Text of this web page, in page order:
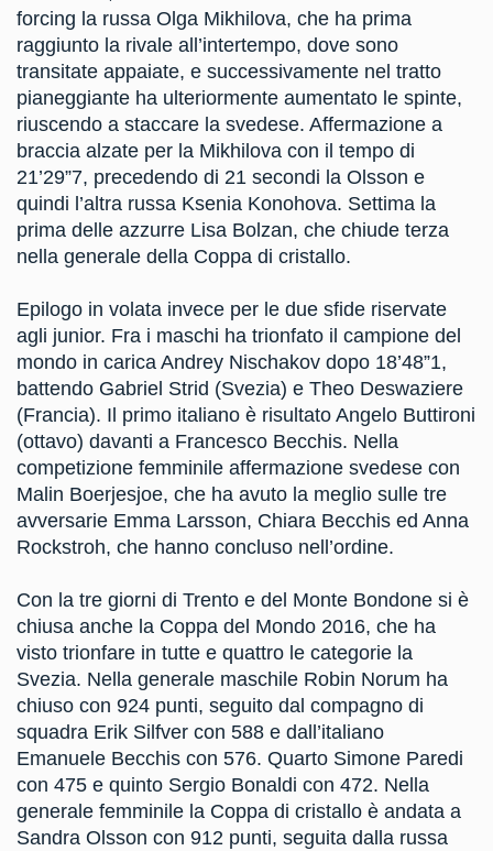
forcing la russa Olga Mikhilova, che ha prima
raggiunto la rivale all’intertempo, dove sono
transitate appaiate, e successivamente nel tratto
pianeggiante ha ulteriormente aumentato le spinte,
riuscendo a staccare la svedese. Affermazione a
braccia alzate per la Mikhilova con il tempo di
21’29”7, precedendo di 21 secondi la Olsson e
quindi l’altra russa Ksenia Konohova. Settima la
prima delle azzurre Lisa Bolzan, che chiude terza
nella generale della Coppa di cristallo.
Epilogo in volata invece per le due sfide riservate
agli junior. Fra i maschi ha trionfato il campione del
mondo in carica Andrey Nischakov dopo 18’48”1,
battendo Gabriel Strid (Svezia) e Theo Deswaziere
(Francia). Il primo italiano è risultato Angelo Buttironi
(ottavo) davanti a Francesco Becchis. Nella
competizione femminile affermazione svedese con
Malin Boerjesjoe, che ha avuto la meglio sulle tre
avversarie Emma Larsson, Chiara Becchis ed Anna
Rockstroh, che hanno concluso nell’ordine.
Con la tre giorni di Trento e del Monte Bondone si è
chiusa anche la Coppa del Mondo 2016, che ha
visto trionfare in tutte e quattro le categorie la
Svezia. Nella generale maschile Robin Norum ha
chiuso con 924 punti, seguito dal compagno di
squadra Erik Silfver con 588 e dall’italiano
Emanuele Becchis con 576. Quarto Simone Paredi
con 475 e quinto Sergio Bonaldi con 472. Nella
generale femminile la Coppa di cristallo è andata a
Sandra Olsson con 912 punti, seguita dalla russa